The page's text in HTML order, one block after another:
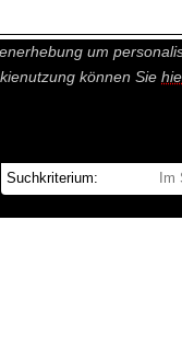
Cookies gesetzt.
um
können Sie